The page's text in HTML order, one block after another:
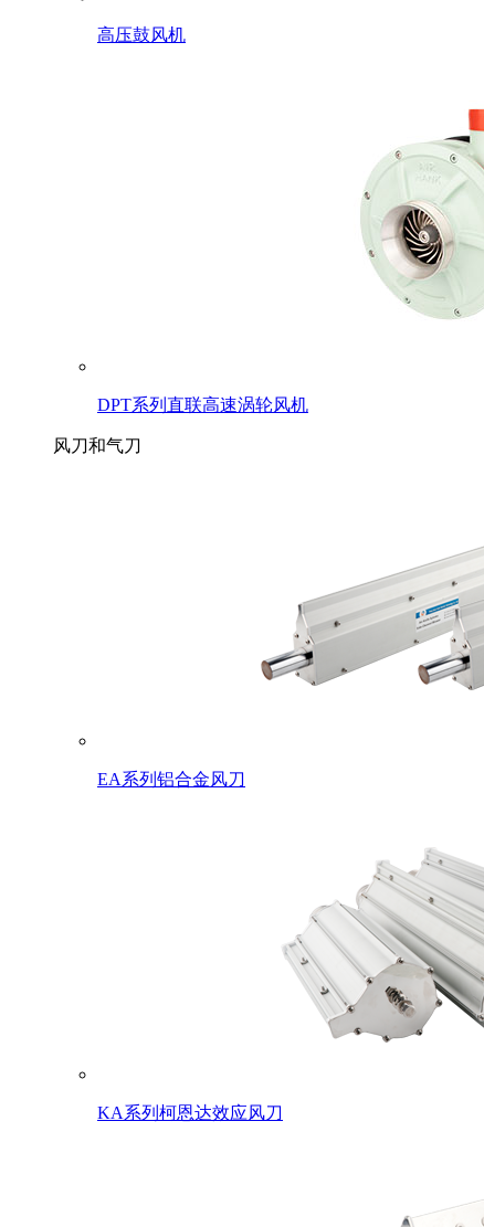
高压鼓风机
DPT系列直联高速涡轮风机
风刀和气刀
EA系列铝合金风刀
KA系列柯恩达效应风刀